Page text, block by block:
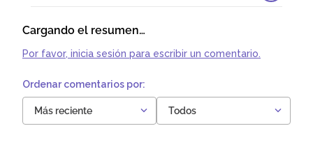
Cargando el resumen…
Por favor, inicia sesión para escribir un comentario.
Más reciente Todos